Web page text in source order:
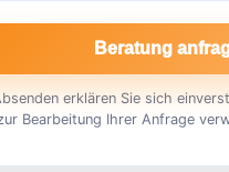
Beratung
erklären Sie sich
Bearbeitung Ihrer Anfrage